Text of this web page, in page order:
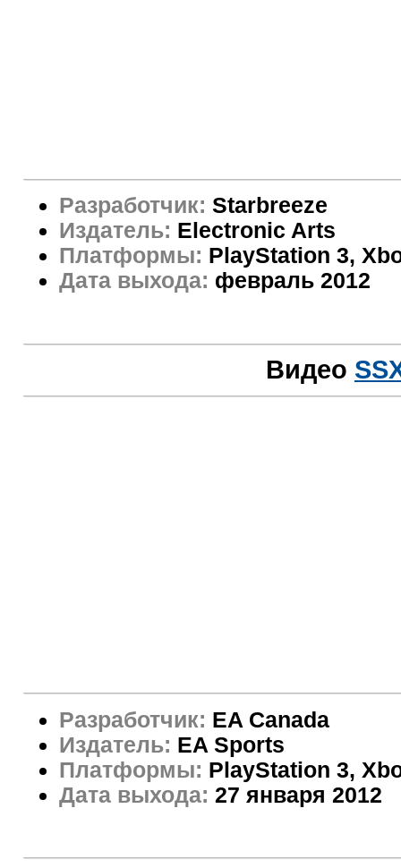
Разработчик: Starbreeze
Издатель: Electronic Arts
Платформы: PlayStation 3,
Дата выхода: февраль 2012
Видео
Разработчик: EA Canada
Издатель: EA Sports
Платформы: PlayStation 3,
Дата выхода: 27 января 2012